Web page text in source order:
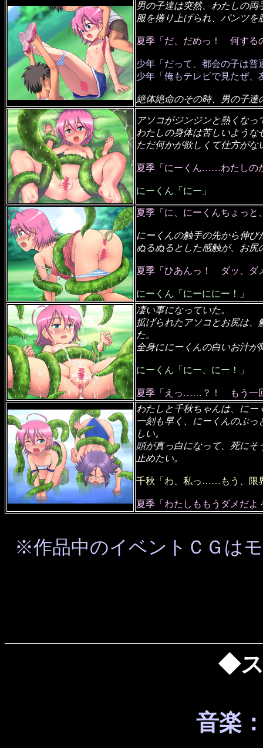
男の子達は突然、わたしの両
服を捲り上げられ、パンツを
夏季「だ、だめっ！ 何する
少年「だって、都会の子は
少年「俺もテレビで見たぜ
絶体絶命のその時、男の子
アソコがジンジンと熱くな
わたしの身体は苦しいよう
ただ何かが欲しくて仕方が
夏季「にーくん……わたし
にーくん「にー」
夏季「に、にーくんちょっ
にーくんの触手の先から伸
ぬるぬるとした感触が、お
夏季「ひあんっ！ ダッ、
にーくん「にーににー！」
凄い事になっていた。
拡げられたアソコとお尻は
た。
全身ににーくんの白いお汁
にーくん「にー、にー！」
夏季「えっ……？！ もう一
わたしと千秋ちゃんは、に
一刻も早く、にーくんのぶ
しい。
頭が真っ白になって、死に
止めたい。
千秋「わ、私っ……もう、
夏季「わたしももうダメだ
※作品中のイベントＣＧは
◆
音楽